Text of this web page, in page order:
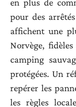
en plus de
pour des
affichent une
Norvège,
camping
protégées. Un
repérer les
les règles